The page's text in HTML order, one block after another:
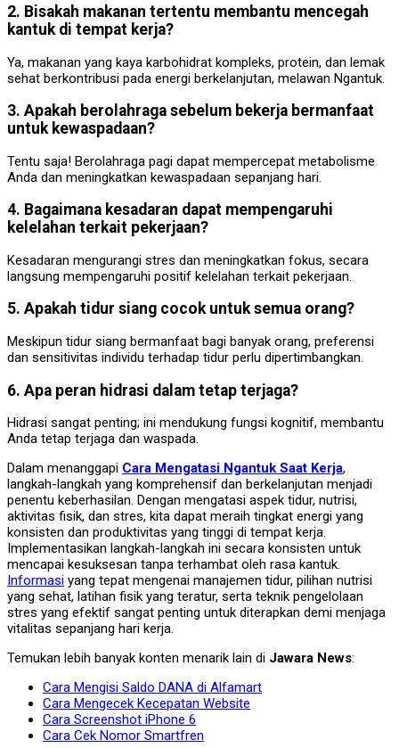
2. Bisakah makanan tertentu membantu mencegah
kantuk di tempat kerja?
Ya, makanan yang kaya karbohidrat kompleks, protein, dan lemak
sehat berkontribusi pada energi berkelanjutan, melawan Ngantuk.
3. Apakah berolahraga sebelum bekerja bermanfaat
untuk kewaspadaan?
Tentu saja! Berolahraga pagi dapat mempercepat metabolisme
Anda dan meningkatkan kewaspadaan sepanjang hari.
4. Bagaimana kesadaran dapat mempengaruhi
kelelahan terkait pekerjaan?
Kesadaran mengurangi stres dan meningkatkan fokus, secara
langsung mempengaruhi positif kelelahan terkait pekerjaan.
5. Apakah tidur siang cocok untuk semua orang?
Meskipun tidur siang bermanfaat bagi banyak orang, preferensi
dan sensitivitas individu terhadap tidur perlu dipertimbangkan.
6. Apa peran hidrasi dalam tetap terjaga?
Hidrasi sangat penting; ini mendukung fungsi kognitif, membantu
Anda tetap terjaga dan waspada.
Dalam menanggapi Cara Mengatasi Ngantuk Saat Kerja,
langkah-langkah yang komprehensif dan berkelanjutan menjadi
penentu keberhasilan. Dengan mengatasi aspek tidur, nutrisi,
aktivitas fisik, dan stres, kita dapat meraih tingkat energi yang
konsisten dan produktivitas yang tinggi di tempat kerja.
Implementasikan langkah-langkah ini secara konsisten untuk
mencapai kesuksesan tanpa terhambat oleh rasa kantuk.
Informasi yang tepat mengenai manajemen tidur, pilihan nutrisi
yang sehat, latihan fisik yang teratur, serta teknik pengelolaan
stres yang efektif sangat penting untuk diterapkan demi menjaga
vitalitas sepanjang hari kerja.
Temukan lebih banyak konten menarik lain di Jawara News:
Cara Mengisi Saldo DANA di Alfamart
Cara Mengecek Kecepatan Website
Cara Screenshot iPhone 6
Cara Cek Nomor Smartfren